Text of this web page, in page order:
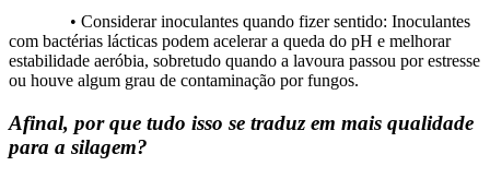
• Considerar inoculantes quando fizer sentido: Inoculantes
com bactérias lácticas podem acelerar a queda do pH e melhorar
estabilidade aeróbia, sobretudo quando a lavoura passou por estresse
ou houve algum grau de contaminação por fungos.
Afinal, por que tudo isso se traduz em mais qualidade
para a silagem?